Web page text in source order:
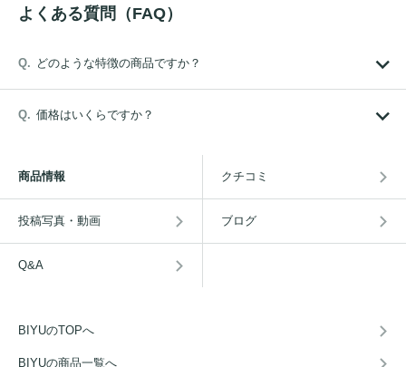
よくある質問（FAQ）
どのような特徴の商品ですか？
価格はいくらですか？
商品情報 クチコミ
投稿写真・動画 ブログ
Q&A
BIYUのTOPへ
BIYUの商品一覧へ